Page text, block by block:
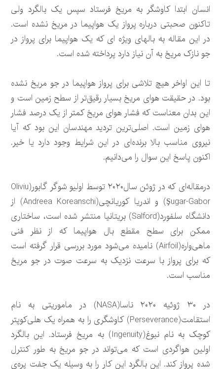
انسان ابتدا کاوشگر به مریخ فرستاد سپس یک بالگرد ولی
تاکنون صحبتی درباره پرواز یک هواپیما در مریخ نشده است.
در این مقاله به بالهای ویژه ای که یک هواپیما برای پرواز در
جو نازک مریخ به آن نیاز دارد پرداخته شده است.
تا این اواخر هیچ تلاشی برای پرواز هواپیما در جو مریخ نشده
بود. در حقیقت هوای مریخ بسیار رقیق‌تر از سطح زمین است و
این بدان معناست که فشار هوای مریخ کمتر از یک درصد فشار
هوای زمین است. اصلی‌ترین تردید مهندسان این بود که آیا
نیروی مناسب بالا برنده‌ای در این شرایط وجود دارد یا خیر.
اکنون پاسخ این سوال را می‌دانیم.
درمقاله‌ای که در ژوئن سال۲۰۲۰ توسط اولیو شوگر گابور(Oliviu
Şugar-Gabor) و اندریا کوریانچی(Andreea Koreanschi) از
دانشگاه سلفورد(Salford) بریتانیا منتشر شده است، ساختاری
ممکن برای سطح مقطع بال هواپیما که از نظر فنی
ماهی‌واره(Airfoil) نامیده می‌شود مورد بررسی قرار گرفته است
که برای پرواز با سرعت نزدیک به سرعت صوت در جو مریخ
مناسب است.
در ۳۰ ژوئیه ۲۰۲۰ ناسا(NASA) در ماموریتی به نام
استقامت(Perseverance) کاوشگری را به همراه یک هلی‌کوپتر
کوچک به نام نبوغ(Ingenuity) به مریخ فرستاد. این بالگرد
اولین هواگردی است که می‌تواند در جو مریخ به طور کنترل
شده پرواز کند. این بالگرد این کار را به وسیله یک جفت پره‌ی